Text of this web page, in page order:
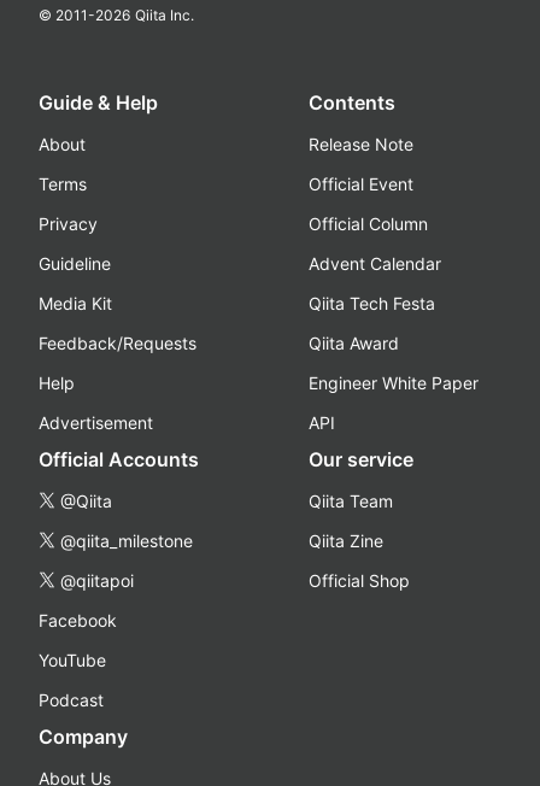
© 2011-2026 Qiita Inc.
Guide & Help
About
Terms
Privacy
Guideline
Media Kit
Feedback/Requests
Help
Advertisement
Contents
Release Note
Official Event
Official Column
Advent Calendar
Qiita Tech Festa
Qiita Award
Engineer White Paper
API
Official Accounts
@Qiita
@qiita_milestone
@qiitapoi
Facebook
YouTube
Podcast
Our service
Qiita Team
Qiita Zine
Official Shop
Company
About Us